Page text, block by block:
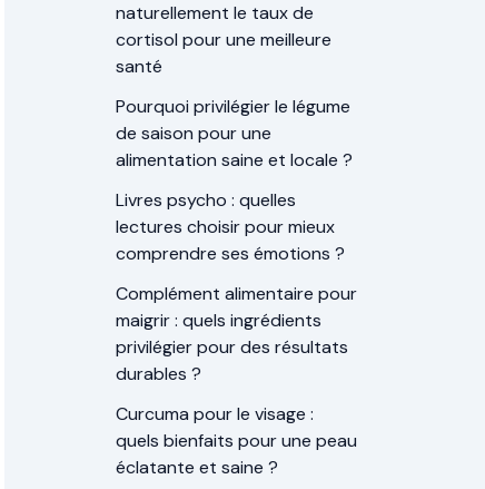
naturellement le taux de
cortisol pour une meilleure
santé
Pourquoi privilégier le légume
de saison pour une
alimentation saine et locale ?
Livres psycho : quelles
lectures choisir pour mieux
comprendre ses émotions ?
Complément alimentaire pour
maigrir : quels ingrédients
privilégier pour des résultats
durables ?
Curcuma pour le visage :
quels bienfaits pour une peau
éclatante et saine ?